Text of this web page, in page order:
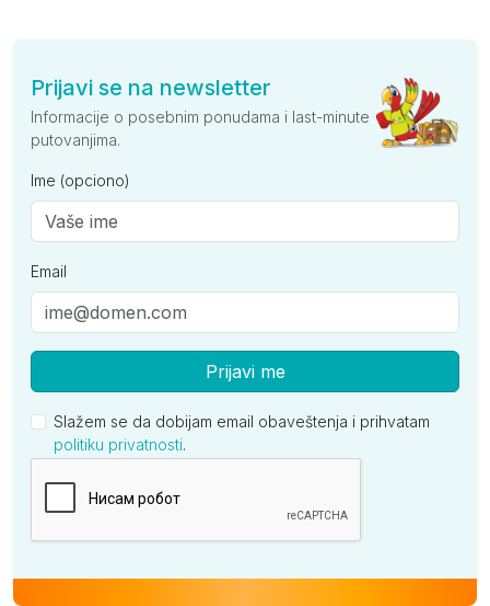
Prijavi se na newsletter
Informacije o posebnim ponudama i last-minute
putovanjima.
Ime (opciono)
Email
Prijavi me
Slažem se da dobijam email obaveštenja i prihvatam
politiku privatnosti.